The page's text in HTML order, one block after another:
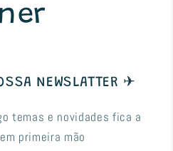
NEWSLATTER ✈
temas e novidades fica a
primeira mão